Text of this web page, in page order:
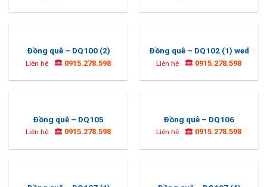
Đồng quê – DQ100 (2)
Liên hệ 0915.278.598
Đồng quê – DQ102 (1) wed
Liên hệ 0915.278.598
Đồng quê – DQ105
Liên hệ 0915.278.598
Đồng quê – DQ106
Liên hệ 0915.278.598